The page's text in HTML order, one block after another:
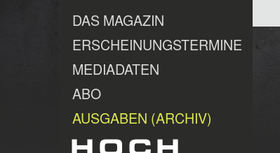
DAS MAGAZIN
ERSCHEINUNGSTERMINE
MEDIADATEN
ABO
AUSGABEN (ARCHIV)